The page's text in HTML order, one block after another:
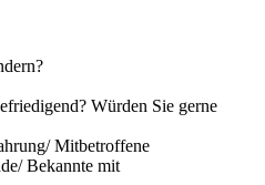
Würden Sie gerne
Mitbetroffene
Bekannte mit